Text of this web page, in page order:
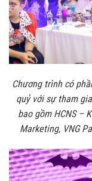
Chương trình có
quỷ với sự tham
bao gồm HCNS –
Marketing, VNG